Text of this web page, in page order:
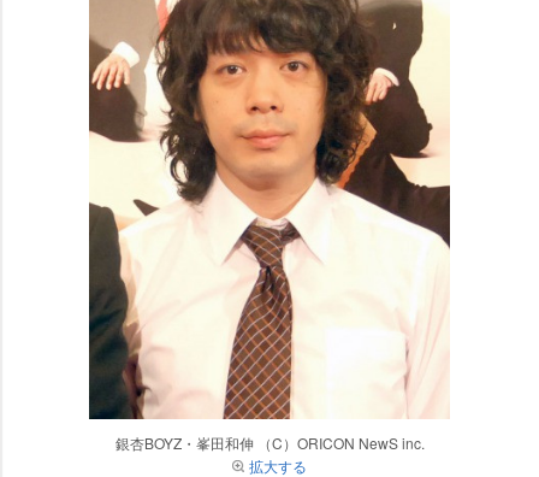
銀杏BOYZ・峯田和伸 （C）ORICON NewS inc.
拡大する